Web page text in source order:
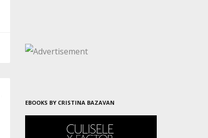
EBOOKS BY CRISTINA BAZAVAN